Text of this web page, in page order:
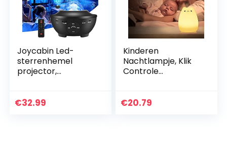
Joycabin Led-
sterrenhemel
projector,
projectielamp,
€32.99
Kinderen
Nachtlampje, Klik
Controle
s voor
€20.79